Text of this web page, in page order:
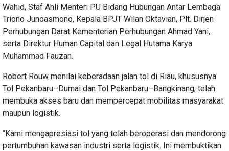
Wahid, Staf Ahli Menteri PU Bidang Hubungan Antar Lembaga
Triono Junoasmono, Kepala BPJT Wilan Oktavian, Plt. Dirjen
Perhubungan Darat Kementerian Perhubungan Ahmad Yani,
serta Direktur Human Capital dan Legal Hutama Karya
Muhammad Fauzan.
Robert Rouw menilai keberadaan jalan tol di Riau, khususnya
Tol Pekanbaru–Dumai dan Tol Pekanbaru–Bangkinang, telah
membuka akses baru dan mempercepat mobilitas masyarakat
maupun logistik.
“Kami mengapresiasi tol yang telah beroperasi dan mendorong
pertumbuhan kawasan industri serta logistik. Ini membuktikan